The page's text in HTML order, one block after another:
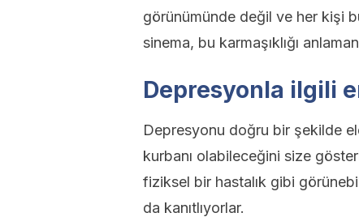
görünümünde değil ve her kişi
sinema, bu karmaşıklığı
Depresyonla ilgili
Depresyonu doğru bir şekilde
kurbanı olabileceğini size
fiziksel bir hastalık gibi
da kanıtlıyorlar.